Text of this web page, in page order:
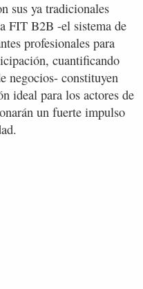
sus ya tradicionales
FIT B2B -el sistema de
profesionales para
cuantificando
negocios- constituyen
ideal para los actores de
un fuerte impulso